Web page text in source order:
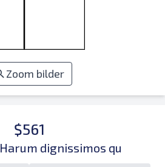
Zoom bilder
$561
Harum dignissimos qu